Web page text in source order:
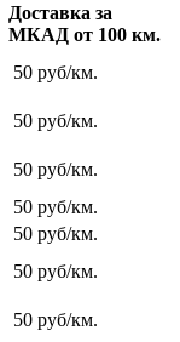
Доставка за
МКАД от 100 км.
50 руб/км.
50 руб/км.
50 руб/км.
50 руб/км.
50 руб/км.
50 руб/км.
50 руб/км.